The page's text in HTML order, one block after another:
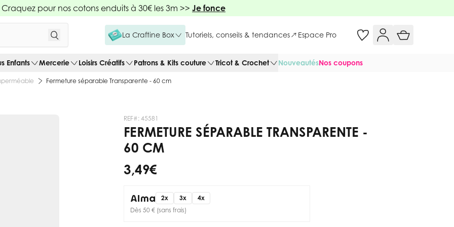
Craquez pour nos cotons enduits à 30€ les 3m >> Je fonce
La Craftine Box Tutoriels, conseils & tendances Espace Pro
Enfants Mercerie Loisirs Créatifs Patrons & Kits couture Tricot & Crochet NouveautésNos coupons
Fermeture séparable Transparente - 60 cm
REF#: 45581
FERMETURE SÉPARABLE TRANSPARENTE -
60 CM
3,49 €
2x 3x
4x
Dès 50 € (sans frais)